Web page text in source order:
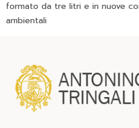
formato da tre litri e in nuove
ambientali